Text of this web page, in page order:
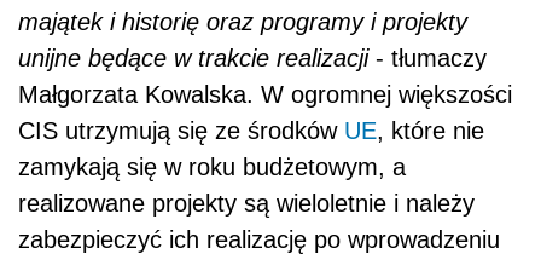
majątek i historię oraz programy i projekty
unijne będące w trakcie realizacji- tłumaczy
Małgorzata Kowalska. W ogromnej większości
CIS utrzymują się ze środków UE, które nie
zamykają się w roku budżetowym, a
realizowane projekty są wieloletnie i należy
zabezpieczyć ich realizację po wprowadzeniu